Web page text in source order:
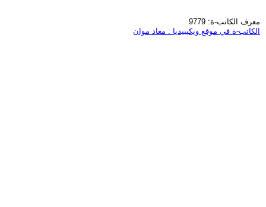
معرف الكاتب-ة: 9779
الكاتب-ة في موقع ويكيبيديا : معاد موان